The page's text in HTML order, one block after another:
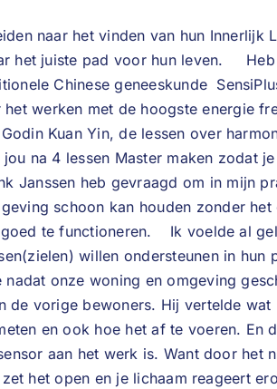
naar het vinden van hun Innerlijk
het juiste pad voor hun leven.
Chinese geneeskunde
werken met de hoogste energie
Kuan Yin, de lessen over
na 4 lessen Master maken zodat
Janssen heb gevraagd om in mijn
schoon kan houden zonder
te functioneren. Ik voelde al
willen ondersteunen in hun
onze woning en omgeving
de vorige bewoners. Hij vertelde wat
en ook hoe het af te voeren. En
aan het werk is. Want door het
het open en je lichaam reageert